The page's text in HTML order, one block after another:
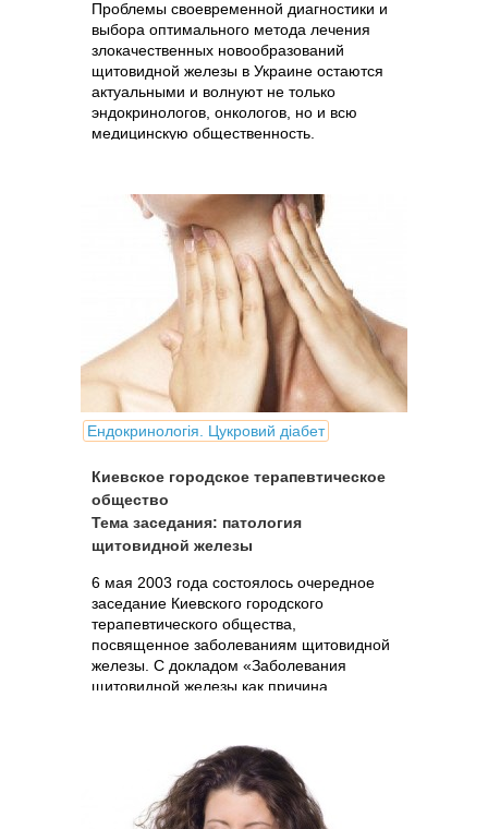
Проблемы своевременной диагностики и
выбора оптимального метода лечения
злокачественных новообразований
щитовидной железы в Украине остаются
актуальными и волнуют не только
эндокринологов, онкологов, но и всю
медицинскую общественность.
Ендокринологія. Цукровий діабет
Киевское городское терапевтическое
общество
Тема заседания: патология
щитовидной железы
6 мая 2003 года состоялось очередное
заседание Киевского городского
терапевтического общества,
посвященное заболеваниям щитовидной
железы. С докладом «Заболевания
щитовидной железы как причина